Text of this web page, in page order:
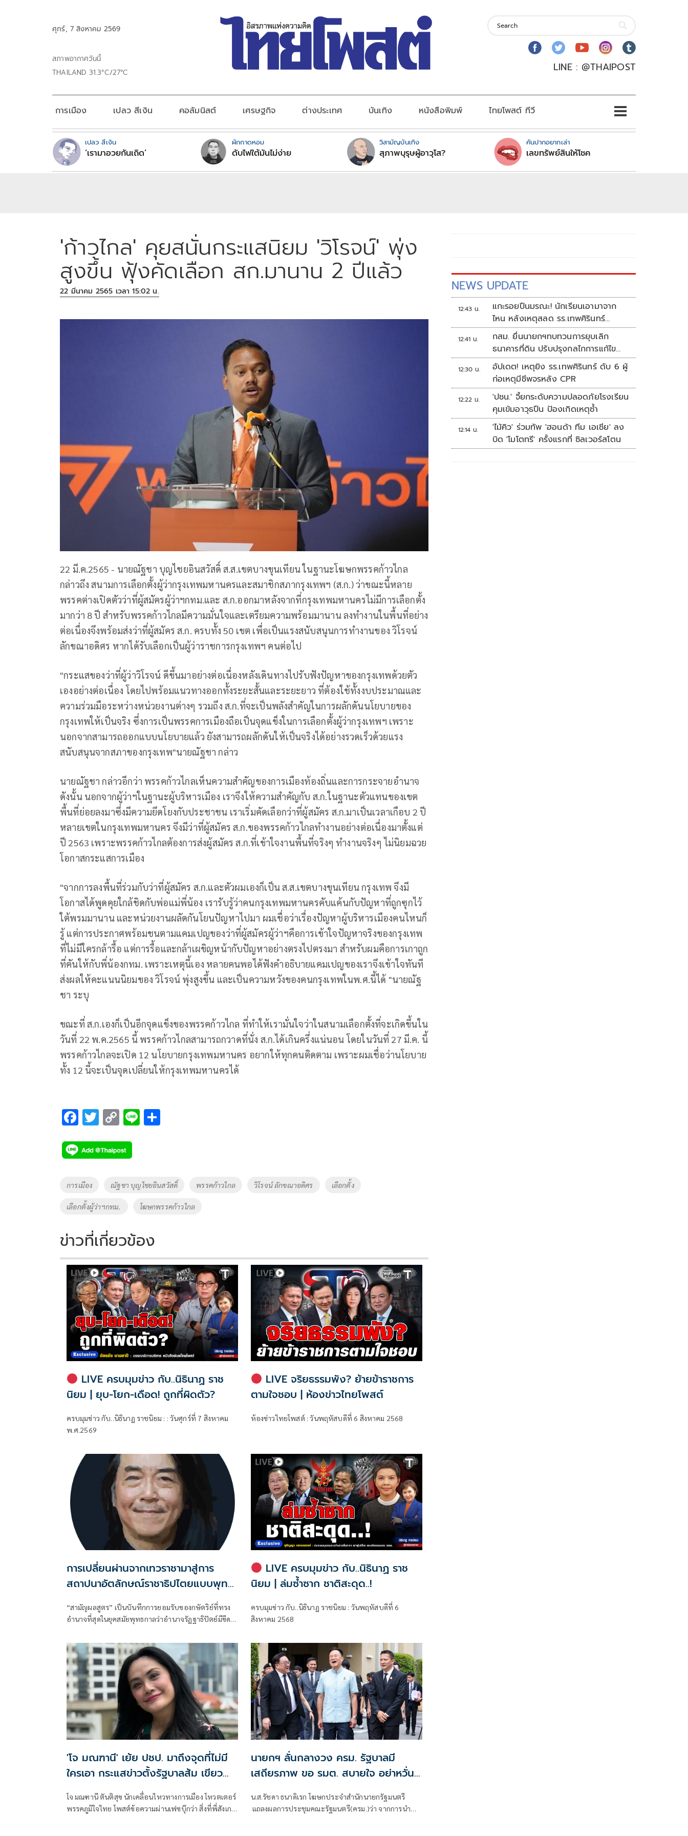
ศุกร์, 7 สิงหาคม 2569
สภาพอากาศวันนี้
THAILAND 31.3°C/27°C
LINE : @THAIPOST
การเมือง เปลว สีเงิน คอลัมนิสต์ เศรษฐกิจ ต่างประเทศ บันเทิง หนังสือพิมพ์ ไทยโพสต์ ทีวี
เปลว สีเงิน
‘เรามาอวยกันเถิด’
ผักกาดหอม
ดับไฟใต้มันไม่ง่าย
วิสามัญบันเทิง
สุภาพบุรุษผู้อาวุโส?
คันปากอยากเล่า
เลขทรัพย์สินให้โชค
'ก้าวไกล' คุยสนั่นกระแสนิยม 'วิโรจน์' พุ่ง
สูงขึ้น ฟุ้งคัดเลือก สก.มานาน 2 ปีแล้ว
22 มีนาคม 2565 เวลา 15:02 น.
22 มี.ค.2565 - นายณัฐชา บุญไชยอินสวัสดิ์ ส.ส.เขตบางขุนเทียน ในฐานะโฆษกพรรคก้าวไกล
กล่าวถึง สนามการเลือกตั้งผู้ว่ากรุงเทพมหานครและสมาชิกสภากรุงเทพฯ (ส.ก.) ว่าขณะนี้หลาย
พรรคต่างเปิดตัวว่าที่ผู้สมัครผู้ว่าฯกทม.และ ส.ก.ออกมาหลังจากที่กรุงเทพมหานครไม่มีการเลือกตั้ง
มากว่า 8 ปี สำหรับพรรคก้าวไกลมีความมั่นใจและเตรียมความพร้อมมานาน ลงทำงานในพื้นที่อย่าง
ต่อเนื่องจึงพร้อมส่งว่าที่ผู้สมัคร ส.ก. ครบทั้ง 50 เขต เพื่อเป็นแรงสนับสนุนการทำงานของ วิโรจน์
ลักขณาอดิศร หากได้รับเลือกเป็นผู้ว่าราชการกรุงเทพฯ คนต่อไป
"กระแสของว่าที่ผู้ว่าวิโรจน์ ดีขึ้นมาอย่างต่อเนื่องหลังเดินทางไปรับฟังปัญหาของกรุงเทพด้วยตัว
เองอย่างต่อเนื่อง โดยไปพร้อมแนวทางออกทั้งระยะสั้นและระยะยาว ที่ต้องใช้ทั้งงบประมาณและ
ความร่วมมือระหว่างหน่วยงานต่างๆ รวมถึง ส.ก.ที่จะเป็นพลังสำคัญในการผลักดันนโยบายของ
กรุงเทพให้เป็นจริง ซึ่งการเป็นพรรคการเมืองถือเป็นจุดแข็งในการเลือกตั้งผู้ว่ากรุงเทพฯ เพราะ
นอกจากสามารถออกแบบนโยบายแล้ว ยังสามารถผลักดันให้เป็นจริงได้อย่างรวดเร็วด้วยแรง
สนับสนุนจากสภาของกรุงเทพ"นายณัฐชา​ กล่าว
นายณัฐชา กล่าวอีกว่า พรรคก้าวไกลเห็นความสำคัญของการเมืองท้องถิ่นและการกระจายอำนาจ
ดังนั้น นอกจากผู้ว่าฯในฐานะผู้บริหารเมือง เราจึงให้ความสำคัญกับ ส.ก.ในฐานะตัวแทนของเขต
พื้นที่ย่อยลงมาซึ่งมีความยึดโยงกับประชาชน เราเริ่มคัดเลือกว่าที่ผู้สมัคร ส.ก.มาเป็นเวลาเกือบ 2 ปี
หลายเขตในกรุงเทพมหานคร จึงมีว่าที่ผู้สมัคร ส.ก.ของพรรคก้าวไกลทำงานอย่างต่อเนื่องมาตั้งแต่
ปี 2563 เพราะพรรคก้าวไกลต้องการส่งผู้สมัคร ส.ก.ที่เข้าใจงานพื้นที่จริงๆ ทำงานจริงๆ ไม่นิยมฉวย
โอกาสกระแสการเมือง
"จากการลงพื้นที่ร่วมกับว่าที่ผู้สมัคร ส.ก.และตัวผมเองก็เป็น ส.ส.เขตบางขุนเทียน กรุงเทพ จึงมี
โอกาสได้พูดคุยใกล้ชิดกับพ่อแม่พี่น้อง เรารับรู้ว่าคนกรุงเทพมหานครคับแค้นกับปัญหาที่ถูกซุกไว้
ใต้พรมมานาน และหน่วยงานผลัดกันโยนปัญหาไปมา ผมเชื่อว่าเรื่องปัญหาผู้บริหารเมืองคนไหนก็
รู้ แต่การประกาศพร้อมชนตามแคมเปญของว่าที่ผู้สมัครผู้ว่าฯคือการเข้าใจปัญหาจริงของกรุงเทพ
ที่ไม่มีใครกล้ารื้อ แต่การรื้อและกล้าเผขิญหน้ากับปัญหาอย่างตรงไปตรงมา สำหรับผมคือการเกาถูก
ที่คันให้กับพี่น้องกทม. เพราะเหตุนี้เอง หลายคนพอได้ฟังคำอธิบายแคมเปญของเราจึงเข้าใจทันที
ส่งผลให้คะแนนนิยมของ วิโรจน์ พุ่งสูงขึ้น และเป็นความหวังของคนกรุงเทพในพ.ศ.นี้ได้ "นายณัฐ
ชา​ ระบุ
ขณะที่ ส.ก.เองก็เป็นอีกจุดแข็งของพรรคก้าวไกล ที่ทำให้เรามั่นใจว่าในสนามเลือกตั้งที่จะเกิดขึ้นใน
วันที่ 22 พ.ค.2565 นี้ พรรคก้าวไกลสามารถกวาดที่นั่ง ส.ก.ได้เกินครึ่งแน่นอน โดยในวันที่ 27 มี.ค. นี้
พรรคก้าวไกลจะเปิด 12 นโยบายกรุงเทพมหานคร อยากให้ทุกคนติดตาม เพราะผมเชื่อว่านโยบาย
ทั้ง 12 นี้จะเป็นจุดเปลี่ยนให้กรุงเทพมหานครได้
F
e
b
o
o
k
T
tt
er
C
p
y
Li
k
Li
Tags
การเมือง ณัฐชา​ บุญไชยอินสวัสดิ์​ พรรคก้าวไกล วิโรจน์ ลักขณาอดิศร เลือกตั้ง
เลือกตั้งผู้ว่าฯกทม. โฆษกพรรคก้าวไกล
ข่าวที่เกี่ยวข้อง
LIVE ครบมุมข่าว กับ..นิธินาฏ ราช
นิยม | ยุบ-โยก-เดือด! ถูกที่ผิดตัว?
ครบมุมข่าว กับ..นิธินาฏ ราชนิยม : : วันศุกร์ที่ 7 สิงหาคม
พ.ศ.2569
LIVE จริยธรรมพัง? ย้ายข้าราชการ
ตามใจชอบ | ห้องข่าวไทยโพสต์
ห้องข่าวไทยโพสต์ : วันพฤหัสบดีที่ 6 สิงหาคม 2568
การเปลี่ยนผ่านจากเทวราชามาสู่การ
สถาปนาอัตลักษณ์ราชาธิปไตยแบบพุทธ
ศาสนาในพระไตรปิฏก : สามัญผลสูตรใน
ฐานะทฤษฎีขีดจำกัดของอำนาจรัฐเหนือ
แรงงานและทรัพย์สิน
“สามัญผลสูตร” เป็นบันทึกการยอมรับของกษัตริย์ที่ทรง
อำนาจที่สุดในยุคสมัยพุทธกาลว่าอำนาจรัฏฐาธิปัตย์มีขีด
จิตใจของพลเมือง
LIVE ครบมุมข่าว กับ..นิธินาฏ ราช
นิยม | ล่มซ้ำซาก ชาติสะดุด..!
ครบมุมข่าว กับ..นิธินาฏ ราชนิยม : วันพฤหัสบดีที่ 6
สิงหาคม 2568
'โจ มณฑานี' เย้ย ปชป. มาถึงจุดที่ไม่มี
ใครเอา กระแสข่าวตั้งรัฐบาลส้ม เขียว
แดง ก็ยังไม่มีฟ้าเลย
โจ มณฑานี ตันติสุข นักเคลื่อนไหวทางการเมือง โหวตเตอร์
พรรคภูมิใจไทย โพสต์ข้อความผ่านเฟซบุ๊กว่า สิ่งที่พี่สังเกต
นายกฯ ลั่นกลางวง ครม. รัฐบาลมี
เสถียรภาพ ขอ รมต. สบายใจ อย่าหวั่น
น.ส.รัชดา ธนาดิเรก โฆษกประจำสำนักนายกรัฐมนตรี
แถลงผลการประชุมคณะรัฐมนตรี(ครม.)ว่า จากการนำ
NEWS UPDATE
12:43 น.
แกะรอยปืนมรณะ! นักเรียนเอามาจาก
ไหน หลังเหตุสลด รร.เทพศิรินทร์
นนทบุรี
12:41 น.
กสม. ยื่นนายกฯทบทวนการยุบเลิก
ธนาคารที่ดิน ปรับปรุงกลไกการแก้ไข
ปัญหาความเหลื่อมล้ำ
12:30 น.
อัปเดต! เหตุยิง รร.เทพศิรินทร์ ดับ 6 ผู้
ก่อเหตุมีชีพจรหลัง CPR
12:22 น.
'ปชน.' จี้ยกระดับความปลอดภัยโรงเรียน
คุมเข้มอาวุธปืน ป้องเกิดเหตุซ้ำ
12:14 น.
'ไม้คิว' ร่วมทัพ 'ฮอนด้า ทีม เอเชีย' ลง
บิด 'โมโตทรี' ครั้งแรกที่ ซิลเวอร์สโตน